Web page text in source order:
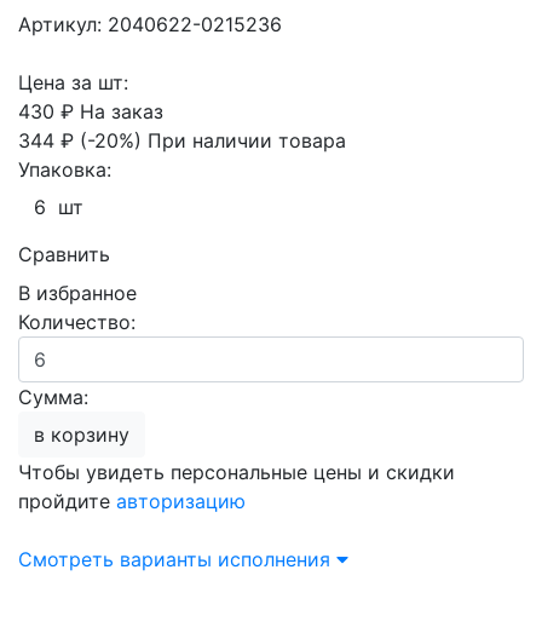
Артикул: 2040622-0215236
Цена за шт:
430 ₽ На заказ
344 ₽ (-20%) При наличии товара
Упаковка:
6 шт
Сравнить
В избранное
Количество:
Сумма:
в корзину
Чтобы увидеть персональные цены и скидки
пройдите авторизацию
Смотреть варианты исполнения